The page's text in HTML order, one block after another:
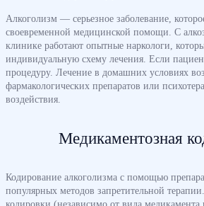
Алкоголизм — серьезное заболевание,
своевременной медицинской помощи. С
клинике работают опытные наркологи,
индивидуальную схему лечения. Если
процедуру. Лечение в домашних условиях
фармакологических препаратов или
воздействия.
Медикаментозная
Кодирование алкоголизма с помощью
популярных методов запретительной